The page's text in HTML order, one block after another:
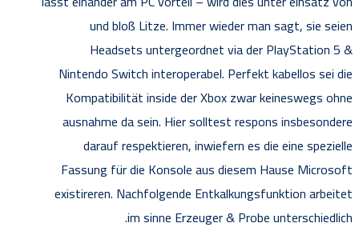
und bloß Litze. Immer wieder man sagt, sie seien
Headsets untergeordnet via der PlayStation 5 &
Nintendo Switch interoperabel. Perfekt kabellos sei die
Kompatibilität inside der Xbox zwar keineswegs ohne
ausnahme da sein. Hier solltest respons insbesondere
darauf respektieren, inwiefern es die eine spezielle
Fassung für die Konsole aus diesem Hause Microsoft
existireren. Nachfolgende Entkalkungsfunktion arbeitet
im sinne Erzeuger & Probe unterschiedlich.